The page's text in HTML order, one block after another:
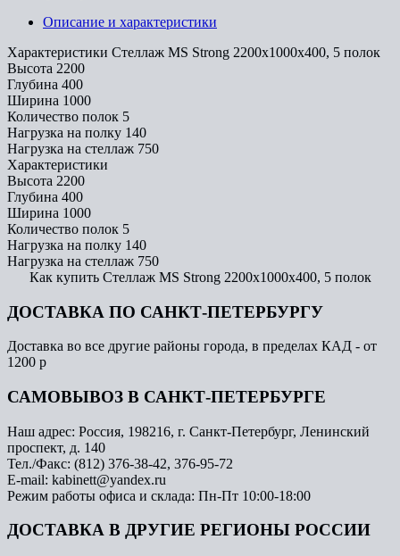
Описание и характеристики
Характеристики Стеллаж MS Strong 2200х1000х400, 5 полок
Высота 2200
Глубина 400
Ширина 1000
Количество полок 5
Нагрузка на полку 140
Нагрузка на стеллаж 750
Характеристики
Высота 2200
Глубина 400
Ширина 1000
Количество полок 5
Нагрузка на полку 140
Нагрузка на стеллаж 750
Как купить Стеллаж MS Strong 2200х1000х400, 5 полок
ДОСТАВКА ПО САНКТ-ПЕТЕРБУРГУ
Доставка во все другие районы города, в пределах КАД - от
1200 р
САМОВЫВОЗ В САНКТ-ПЕТЕРБУРГЕ
Наш адрес: Россия, 198216, г. Санкт-Петербург, Ленинский
проспект, д. 140
Тел./Факс: (812) 376-38-42, 376-95-72
E-mail: kabinett@yandex.ru
Режим работы офиса и склада: Пн-Пт 10:00-18:00
ДОСТАВКА В ДРУГИЕ РЕГИОНЫ РОССИИ